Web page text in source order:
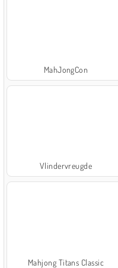
MahJongCon
Vlindervreugde
Mahjong Titans Classic